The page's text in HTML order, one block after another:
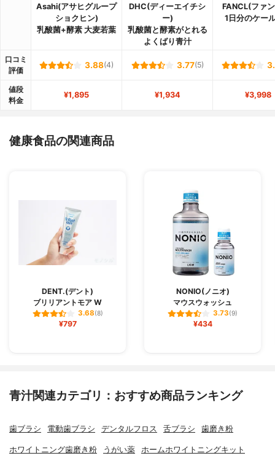
Asahi(アサヒグループ
ショクヒン)
乳酸菌+酵素 大麦若葉
DHC(ディーエイチシ
ー)
乳酸菌と酵素がとれる
よくばり青汁
FANCL(ファ
1日分のケー
口コミ
評価
3.88(4) 3.77(5)
値段
料金
¥1,895 ¥1,934 ¥3,998
健康食品の関連商品
DENT.(デント)
ブリリアントモア W
3.68(8)
¥797
NONIO(ノニオ)
マウスウォッシュ
3.73(9)
¥434
青汁関連カテゴリ：おすすめ商品ランキング
歯ブラシ 電動歯ブラシ デンタルフロス 舌ブラシ 歯磨き粉
ホワイトニング歯磨き粉 うがい薬 ホームホワイトニングキット